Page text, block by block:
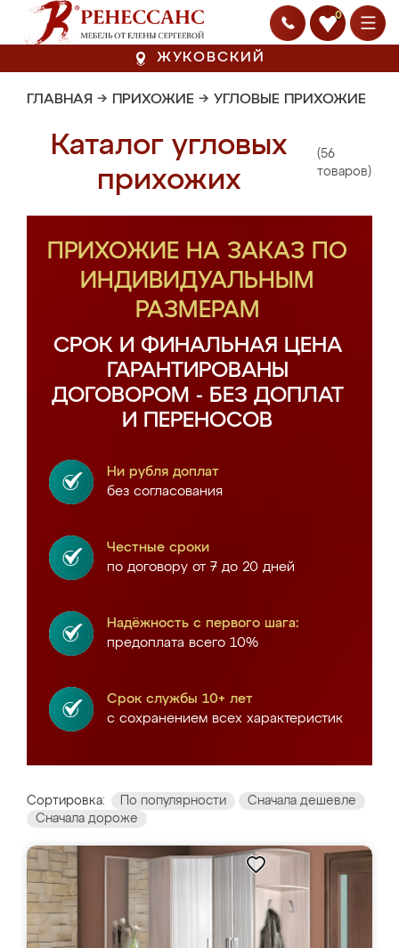
0
ЖУКОВСКИЙ
ГЛАВНАЯ → ПРИХОЖИЕ → УГЛОВЫЕ ПРИХОЖИЕ
Каталог угловых
прихожих
(56
товаров)
ПРИХОЖИЕ НА ЗАКАЗ ПО
ИНДИВИДУАЛЬНЫМ
РАЗМЕРАМ
СРОК И ФИНАЛЬНАЯ ЦЕНА
ГАРАНТИРОВАНЫ
ДОГОВОРОМ - БЕЗ ДОПЛАТ
И ПЕРЕНОСОВ
Ни рубля доплат
без согласования
Честные сроки
по договору от 7 до 20 дней
Надёжность с первого шага:
предоплата всего 10%
Срок службы 10+ лет
с сохранением всех характеристик
Сортировка: По популярности
Сначала дешевле
Сначала дороже